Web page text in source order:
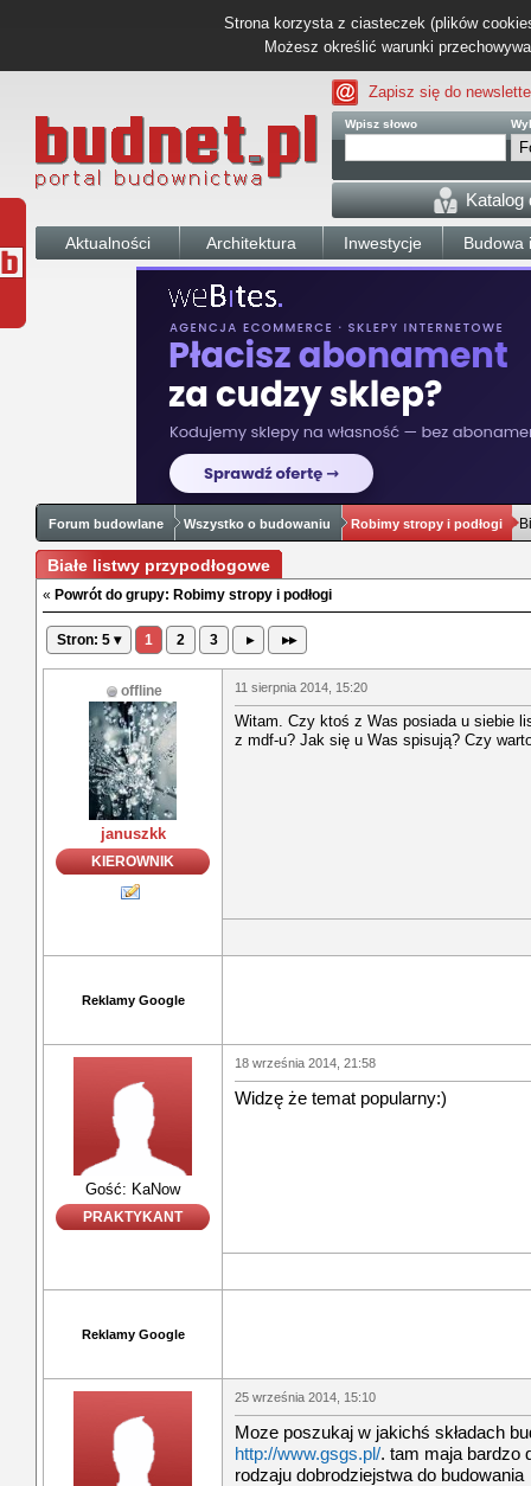
Strona korzysta z ciasteczek (plików
Możesz określić warunki
Zapisz się do
Wpisz słowo
Katalog
Aktualności Architektura Inwestycje Budowa
Forum budowlane Wszystko o budowaniu Robimy stropy i podłogi
Białe listwy przypodłogowe
« Powrót do grupy: Robimy stropy i podłogi
Stron: 5 ▾ 1 2 3 ▸ ▸▸
offline
januszkk
KIEROWNIK
11 sierpnia 2014, 15:20
Witam. Czy ktoś z Was posiada u siebie
z mdf-u? Jak się u Was spisują? Czy
Reklamy Google
Gość: KaNow
PRAKTYKANT
18 września 2014, 21:58
Widzę że temat popularny:)
Reklamy Google
25 września 2014, 15:10
Moze poszukaj w jakichś składach
http://www.gsgs.pl/. tam maja bardzo
rodzaju dobrodziejstwa do budowania